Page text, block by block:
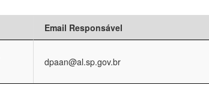
Email Responsável
dpaan@al.sp.gov.br